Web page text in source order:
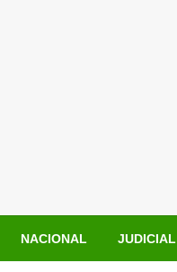
NACIONAL JUDICIAL